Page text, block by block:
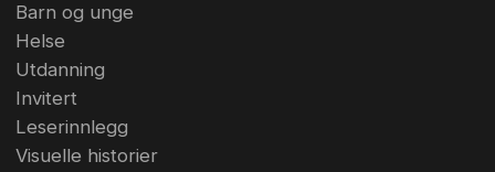
Barn og unge
Helse
Utdanning
Invitert
Leserinnlegg
Visuelle historier